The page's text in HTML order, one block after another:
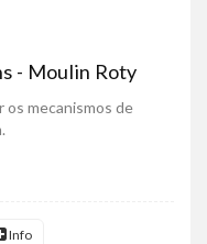
- Moulin Roty
os mecanismos de
Info